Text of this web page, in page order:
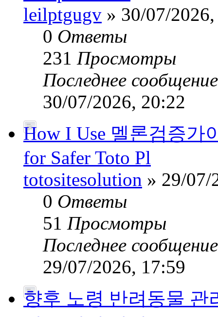
leilptgugv » 30/07/
0 Ответы
231 Просмотры
Последнее
30/07/2026, 20:22
How I Use 멜론검증가
for Safer Toto Pl
totositesolution » 29/07/
0 Ответы
51 Просмотры
Последнее
29/07/2026, 17:59
향후 노령 반려동물 관